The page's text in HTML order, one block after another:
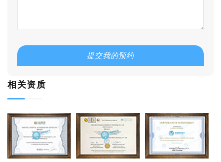
提交我的预约
相关资质